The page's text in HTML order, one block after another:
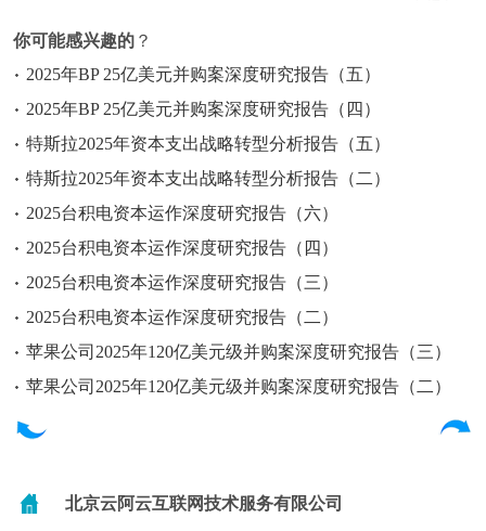
你可能感兴趣的 ？
2025年BP 25亿美元并购案深度研究报告（五）
2025年BP 25亿美元并购案深度研究报告（四）
特斯拉2025年资本支出战略转型分析报告（五）
特斯拉2025年资本支出战略转型分析报告（二）
2025台积电资本运作深度研究报告（六）
2025台积电资本运作深度研究报告（四）
2025台积电资本运作深度研究报告（三）
2025台积电资本运作深度研究报告（二）
苹果公司2025年120亿美元级并购案深度研究报告（三）
苹果公司2025年120亿美元级并购案深度研究报告（二）
北京云阿云互联网技术服务有限公司